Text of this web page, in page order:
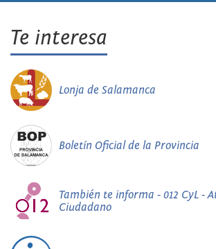
Te interesa
Lonja de Salamanca
Boletín Oficial de la Provincia
También te informa - 012 CyL -
Ciudadano